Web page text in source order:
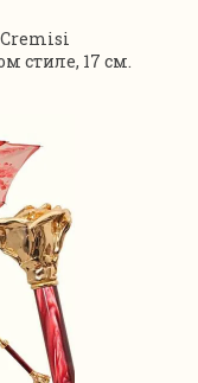
Cremisi
стиле, 17 см.